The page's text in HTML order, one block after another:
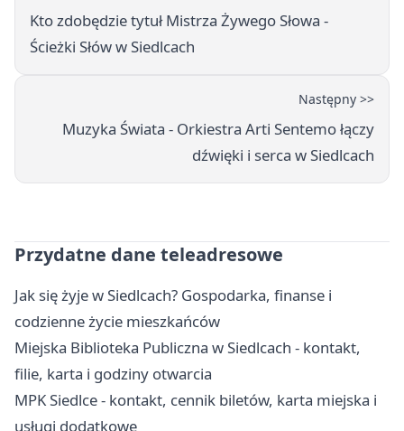
Kto zdobędzie tytuł Mistrza Żywego Słowa -
Ścieżki Słów w Siedlcach
Następny >>
Muzyka Świata - Orkiestra Arti Sentemo łączy
dźwięki i serca w Siedlcach
Przydatne dane teleadresowe
Jak się żyje w Siedlcach? Gospodarka, finanse i
codzienne życie mieszkańców
Miejska Biblioteka Publiczna w Siedlcach - kontakt,
filie, karta i godziny otwarcia
MPK Siedlce - kontakt, cennik biletów, karta miejska i
usługi dodatkowe